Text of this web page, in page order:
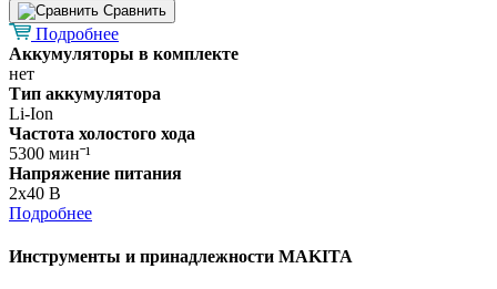
Cравнить
Подробнее
Аккумуляторы в комплекте
нет
Тип аккумулятора
Li-Ion
Частота холостого хода
5300 минˉ¹
Напряжение питания
2х40 В
Подробнее
Инструменты и принадлежности MAKITA